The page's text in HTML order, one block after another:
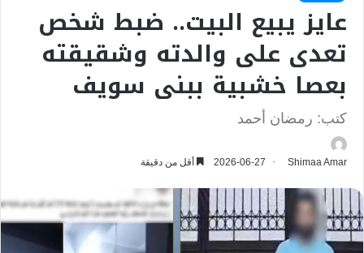
عايز يبيع البيت.. ضبط شخص
تعدى على والدته وشقيقته
بعصا خشبية ببنى سويف
كتب: رمضان أحمد
Shimaa Amar
2026-06-27 أقل من دقيقة